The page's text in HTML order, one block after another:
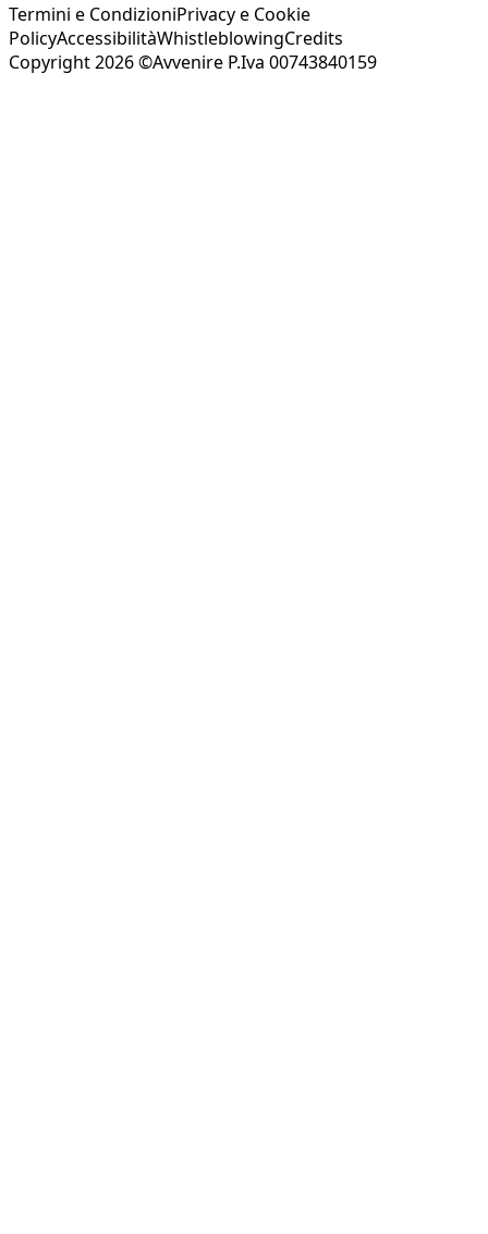
Termini e CondizioniPrivacy e Cookie
PolicyAccessibilitàWhistleblowingCredits
Copyright 2026 ©Avvenire P.Iva 00743840159